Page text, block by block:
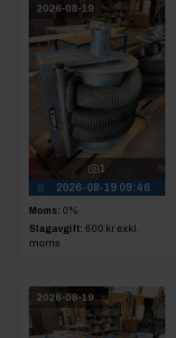
2026-08-19
1
2026-08-19 09:46
Moms: 0%
Slagavgift: 600 kr exkl.
moms
2026-08-19